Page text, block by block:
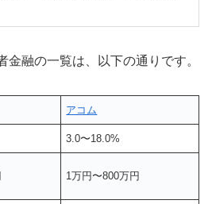
金融の一覧は、以下の通りです。
アコム
3.0〜18.0%
1万円〜800万円